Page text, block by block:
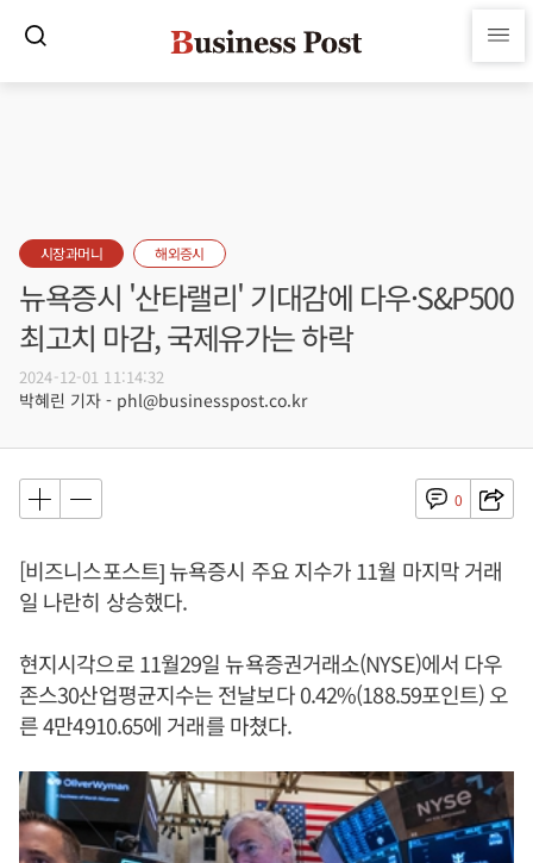
시장과머니 해외증시
뉴욕증시 '산타랠리' 기대감에 다우·S&P500
최고치 마감, 국제유가는 하락
2024-12-01 11:14:32
박혜린 기자 - phl@businesspost.co.kr
0
[비즈니스포스트] 뉴욕증시 주요 지수가 11월 마지막 거래
일 나란히 상승했다.
현지시각으로 11월29일 뉴욕증권거래소(NYSE)에서 다우
존스30산업평균지수는 전날보다 0.42%(188.59포인트) 오
른 4만4910.65에 거래를 마쳤다.